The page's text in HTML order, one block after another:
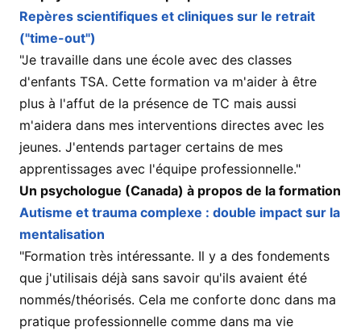
Repères scientifiques et cliniques sur le retrait
("time-out")
"Je travaille dans une école avec des classes
d'enfants TSA. Cette formation va m'aider à être
plus à l'affut de la présence de TC mais aussi
m'aidera dans mes interventions directes avec les
jeunes. J'entends partager certains de mes
apprentissages avec l'équipe professionnelle."
Un psychologue (Canada) à propos de la formation
Autisme et trauma complexe : double impact sur la
mentalisation
"Formation très intéressante. Il y a des fondements
que j'utilisais déjà sans savoir qu'ils avaient été
nommés/théorisés. Cela me conforte donc dans ma
pratique professionnelle comme dans ma vie